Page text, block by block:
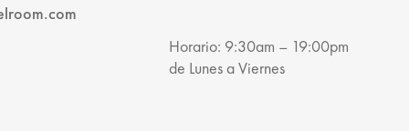
Horario: 9:30am – 19:00pm
de Lunes a Viernes